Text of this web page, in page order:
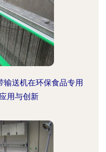
输送机在环保食品专用
用与创新